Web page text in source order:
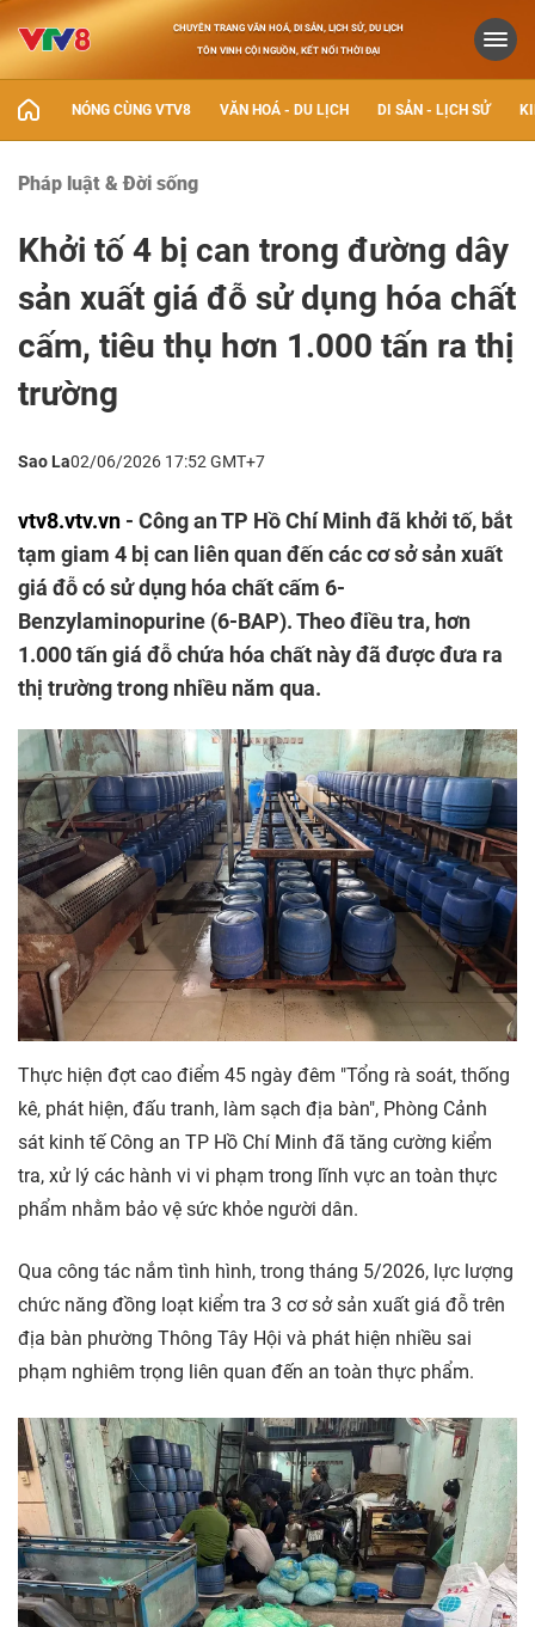
CHUYÊN TRANG VĂN HOÁ, DI SẢN, LỊCH SỬ, DU LỊCH
TÔN VINH CỘI NGUỒN, KẾT NỐI THỜI ĐẠI
NÓNG CÙNG VTV8 VĂN HOÁ - DU LỊCH DI SẢN - LỊCH SỬ
Pháp luật & Đời sống
Khởi tố 4 bị can trong đường dây
sản xuất giá đỗ sử dụng hóa chất
cấm, tiêu thụ hơn 1.000 tấn ra thị
trường
Sao La02/06/2026 17:52 GMT+7
vtv8.vtv.vn - Công an TP Hồ Chí Minh đã khởi tố, bắt
tạm giam 4 bị can liên quan đến các cơ sở sản xuất
giá đỗ có sử dụng hóa chất cấm 6-
Benzylaminopurine (6-BAP). Theo điều tra, hơn
1.000 tấn giá đỗ chứa hóa chất này đã được đưa ra
thị trường trong nhiều năm qua.
Thực hiện đợt cao điểm 45 ngày đêm "Tổng rà soát, thống
kê, phát hiện, đấu tranh, làm sạch địa bàn", Phòng Cảnh
sát kinh tế Công an TP Hồ Chí Minh đã tăng cường kiểm
tra, xử lý các hành vi vi phạm trong lĩnh vực an toàn thực
phẩm nhằm bảo vệ sức khỏe người dân.
Qua công tác nắm tình hình, trong tháng 5/2026, lực lượng
chức năng đồng loạt kiểm tra 3 cơ sở sản xuất giá đỗ trên
địa bàn phường Thông Tây Hội và phát hiện nhiều sai
phạm nghiêm trọng liên quan đến an toàn thực phẩm.